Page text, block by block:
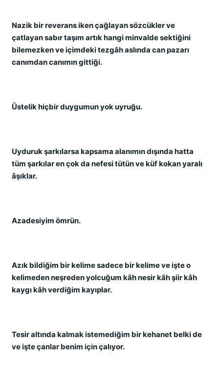
Nazik bir reverans iken çağlayan sözcükler ve
çatlayan sabır taşım artık hangi minvalde sektiğini
bilemezken ve içimdeki tezgâh aslında can pazarı
canımdan canımın gittiği.
Üstelik hiçbir duygumun yok uyruğu.
Uyduruk şarkılarsa kapsama alanımın dışında hatta
tüm şarkılar en çok da nefesi tütün ve küf kokan yaralı
âşıklar.
Azadesiyim ömrün.
Azık bildiğim bir kelime sadece bir kelime ve işte o
kelimeden neşreden yolcuğum kâh nesir kâh şiir kâh
kaygı kâh verdiğim kayıplar.
Tesir altında kalmak istemediğim bir kehanet belki de
ve işte çanlar benim için çalıyor.